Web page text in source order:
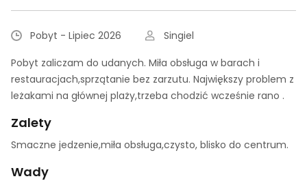
Pobyt - Lipiec 2026
Singiel
Pobyt zaliczam do udanych. Miła obsługa w barach i
restauracjach,sprzątanie bez zarzutu. Największy problem z
leżakami na głównej plaży,trzeba chodzić wcześnie rano .
Zalety
Smaczne jedzenie,miła obsługa,czysto, blisko do centrum.
Wady